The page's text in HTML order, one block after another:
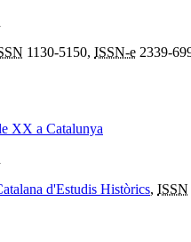
1130-5150, ISSN-e 2339-
XX a Catalunya
d'Estudis Històrics, ISSN